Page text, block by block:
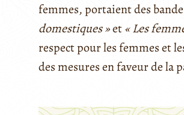
femmes, portaient des
domestiques »et« Les
respect pour les femmes et
des mesures en faveur de la